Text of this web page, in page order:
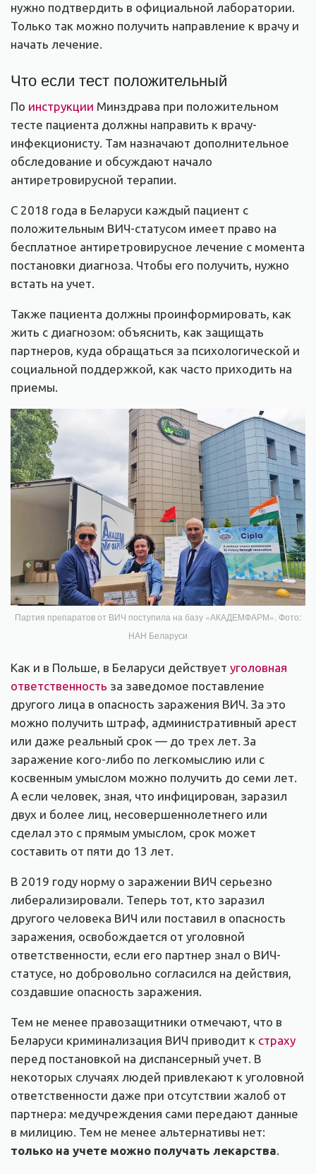
нужно подтвердить в официальной лаборатории.
Только так можно получить направление к врачу и
начать лечение.
Что если тест положительный
По инструкции Минздрава при положительном
тесте пациента должны направить к врачу-
инфекционисту. Там назначают дополнительное
обследование и обсуждают начало
антиретровирусной терапии.
С 2018 года в Беларуси каждый пациент с
положительным ВИЧ-статусом имеет право на
бесплатное антиретровирусное лечение с момента
постановки диагноза. Чтобы его получить, нужно
встать на учет.
Также пациента должны проинформировать, как
жить с диагнозом: объяснить, как защищать
партнеров, куда обращаться за психологической и
социальной поддержкой, как часто приходить на
приемы.
Партия препаратов от ВИЧ поступила на базу «АКАДЕМФАРМ». Фото:
НАН Беларуси
Как и в Польше, в Беларуси действует уголовная
ответственность за заведомое поставление
другого лица в опасность заражения ВИЧ. За это
можно получить штраф, административный арест
или даже реальный срок — до трех лет. За
заражение кого-либо по легкомыслию или с
косвенным умыслом можно получить до семи лет.
А если человек, зная, что инфицирован, заразил
двух и более лиц, несовершеннолетнего или
сделал это с прямым умыслом, срок может
составить от пяти до 13 лет.
В 2019 году норму о заражении ВИЧ серьезно
либерализировали. Теперь тот, кто заразил
другого человека ВИЧ или поставил в опасность
заражения, освобождается от уголовной
ответственности, если его партнер знал о ВИЧ-
статусе, но добровольно согласился на действия,
создавшие опасность заражения.
Тем не менее правозащитники отмечают, что в
Беларуси криминализация ВИЧ приводит к страху
перед постановкой на диспансерный учет. В
некоторых случаях людей привлекают к уголовной
ответственности даже при отсутствии жалоб от
партнера: медучреждения сами передают данные
в милицию. Тем не менее альтернативы нет:
только на учете можно получать лекарства.